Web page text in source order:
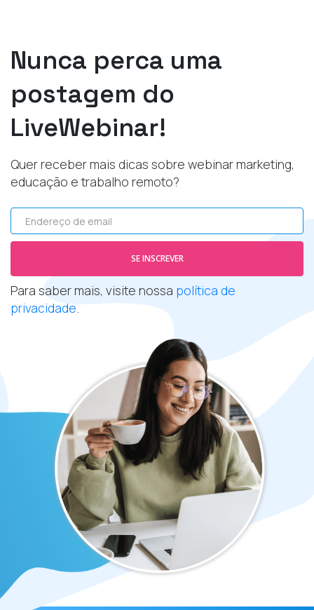
Nunca perca uma
postagem do
LiveWebinar!
Quer receber mais dicas sobre webinar marketing,
educação e trabalho remoto?
Endereço de email
SE INSCREVER
Para saber mais, visite nossa política de
privacidade.